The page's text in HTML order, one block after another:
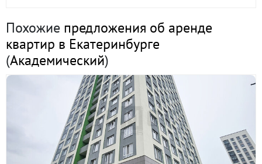
Похожие предложения об аренде
квартир в Екатеринбурге
(Академический)